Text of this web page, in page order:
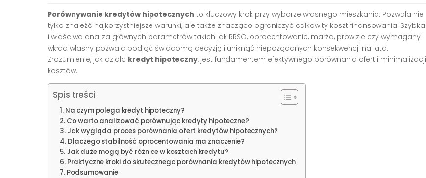
Porównywanie kredytów hipotecznych to kluczowy krok przy wyborze własnego mieszkania. Pozwala nie
tylko znaleźć najkorzystniejsze warunki, ale także znacząco ograniczyć całkowity koszt finansowania. Szybka
i właściwa analiza głównych parametrów takich jak RRSO, oprocentowanie, marża, prowizje czy wymagany
wkład własny pozwala podjąć świadomą decyzję i uniknąć niepożądanych konsekwencji na lata.
Zrozumienie, jak działa kredyt hipoteczny, jest fundamentem efektywnego porównania ofert i minimalizacji
kosztów.
Spis treści
Na czym polega kredyt hipoteczny?
Co warto analizować porównując kredyty hipoteczne?
Jak wygląda proces porównania ofert kredytów hipotecznych?
Dlaczego stabilność oprocentowania ma znaczenie?
Jak duże mogą być różnice w kosztach kredytu?
Praktyczne kroki do skutecznego porównania kredytów hipotecznych
Podsumowanie